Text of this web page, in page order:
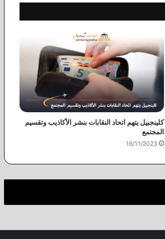
كلينجبيل يتهم اتحاد النقابات بنشر الأكاذيب وتقسيم
المجتمع
16/11/2023